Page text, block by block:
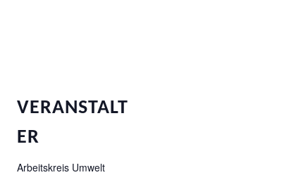
VERANSTALT
ER
Arbeitskreis Umwelt